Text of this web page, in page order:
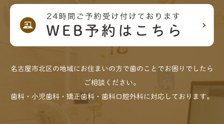
名古屋市北区の地域にお住まいの方で歯のことでお困りでしたら
ご相談ください。
歯科・小児歯科・矯正歯科・歯科口腔外科に対応しております。